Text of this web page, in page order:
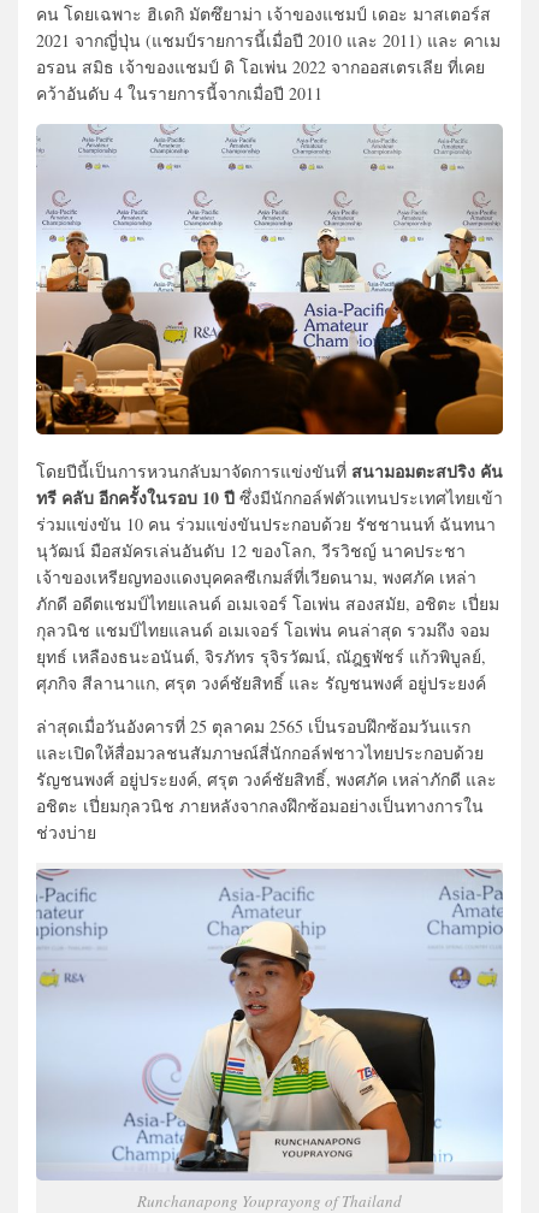
คน โดยเฉพาะ ฮิเดกิ มัตซึยาม่า เจ้าของแชมป์ เดอะ มาสเตอร์ส
2021 จากญี่ปุ่น (แชมป์รายการนี้เมื่อปี 2010 และ 2011) และ คาเม
อรอน สมิธ เจ้าของแชมป์ ดิ โอเพ่น 2022 จากออสเตรเลีย ที่เคย
คว้าอันดับ 4 ในรายการนี้จากเมื่อปี 2011
โดยปีนี้เป็นการหวนกลับมาจัดการแข่งขันที่ สนามอมตะสปริง คัน
ทรี คลับ อีกครั้งในรอบ 10 ปี ซึ่งมีนักกอล์ฟตัวแทนประเทศไทยเข้า
ร่วมแข่งขัน 10 คน ร่วมแข่งขันประกอบด้วย รัชชานนท์ ฉันทนา
นุวัฒน์ มือสมัครเล่นอันดับ 12 ของโลก, วีรวิชญ์ นาคประชา
เจ้าของเหรียญทองแดงบุคคลซีเกมส์ที่เวียดนาม, พงศภัค เหล่า
ภักดี อดีตแชมป์ไทยแลนด์ อเมเจอร์ โอเพ่น สองสมัย, อชิตะ เปี่ยม
กุลวนิช แชมป์ไทยแลนด์ อเมเจอร์ โอเพ่น คนล่าสุด รวมถึง จอม
ยุทธ์ เหลืองธนะอนันต์, จิรภัทร รุจิรวัฒน์, ณัฎฐพัชร์ แก้วพิบูลย์,
ศุภกิจ สีลานาแก, ศรุต วงค์ชัยสิทธิ์ และ รัญชนพงศ์ อยู่ประยงค์
ล่าสุดเมื่อวันอังคารที่ 25 ตุลาคม 2565 เป็นรอบฝึกซ้อมวันแรก
และเปิดให้สื่อมวลชนสัมภาษณ์สี่นักกอล์ฟชาวไทยประกอบด้วย
รัญชนพงศ์ อยู่ประยงค์, ศรุต วงค์ชัยสิทธิ์, พงศภัค เหล่าภักดี และ
อชิตะ เปี่ยมกุลวนิช ภายหลังจากลงฝึกซ้อมอย่างเป็นทางการใน
ช่วงบ่าย
Runchanapong Youprayong of Thailand